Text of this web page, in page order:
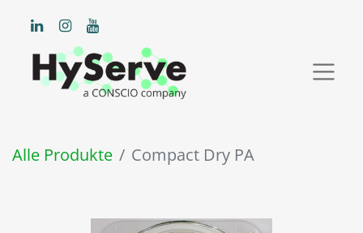
Alle Produkte Compact Dry PA